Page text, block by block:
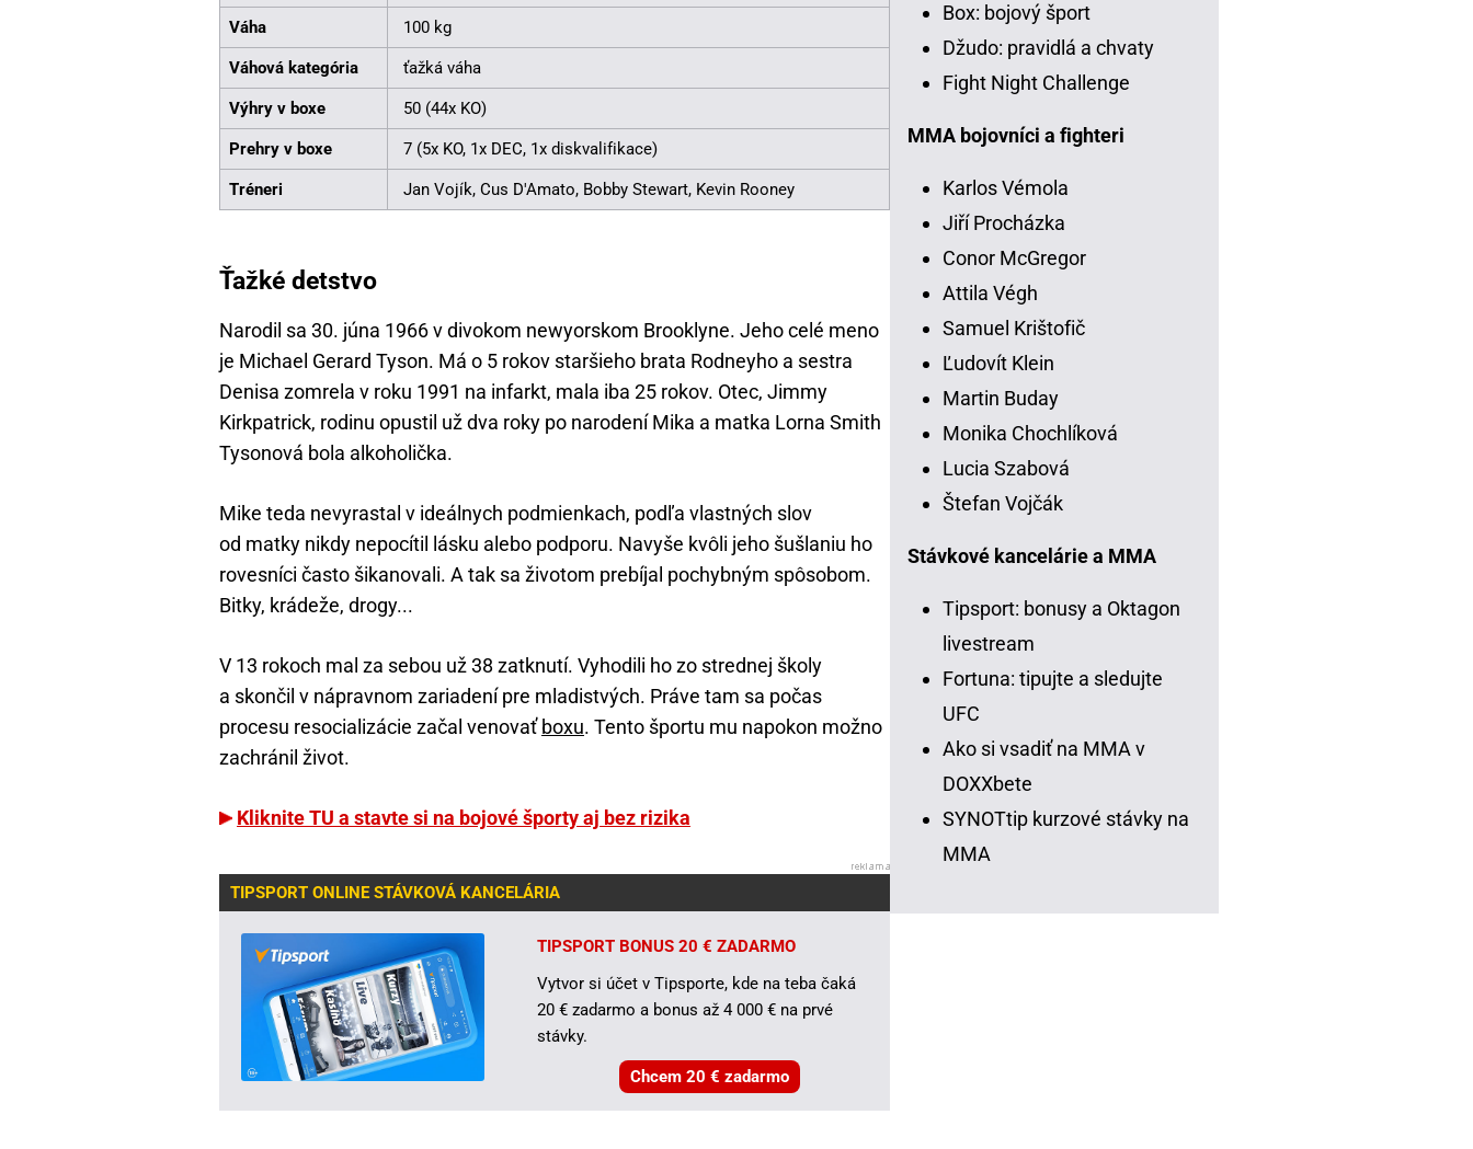
Váha 100 kg
Váhová kategória ťažká váha
Výhry v boxe 50 (44x KO)
Prehry v boxe 7 (5x KO, 1x DEC, 1x diskvalifikace)
Tréneri Jan Vojík, Cus D'Amato, Bobby Stewart, Kevin Rooney
Ťažké detstvo
Narodil sa 30. júna 1966 v divokom newyorskom Brooklyne. Jeho celé meno
je Michael Gerard Tyson. Má o 5 rokov staršieho brata Rodneyho a sestra
Denisa zomrela v roku 1991 na infarkt, mala iba 25 rokov. Otec, Jimmy
Kirkpatrick, rodinu opustil už dva roky po narodení Mika a matka Lorna Smith
Tysonová bola alkoholička.
Mike teda nevyrastal v ideálnych podmienkach, podľa vlastných slov
od matky nikdy nepocítil lásku alebo podporu. Navyše kvôli jeho šušlaniu ho
rovesníci často šikanovali. A tak sa životom prebíjal pochybným spôsobom.
Bitky, krádeže, drogy...
V 13 rokoch mal za sebou už 38 zatknutí. Vyhodili ho zo strednej školy
a skončil v nápravnom zariadení pre mladistvých. Práve tam sa počas
procesu resocializácie začal venovaťboxu. Tento športu mu napokon možno
zachránil život.
Kliknite TU a stavte si na bojové športy aj bez rizika
TIPSPORT ONLINE STÁVKOVÁ KANCELÁRIA
TIPSPORT BONUS 20 € ZADARMO
Vytvor si účet v Tipsporte, kde na teba čaká
20 € zadarmo a bonus až 4 000 € na prvé
stávky.
Chcem 20 € zadarmo
Box: bojový šport
Džudo: pravidlá a chvaty
Fight Night Challenge
MMA bojovníci a fighteri
Karlos Vémola
Jiří Procházka
Conor McGregor
Attila Végh
Samuel Krištofič
Ľudovít Klein
Martin Buday
Monika Chochlíková
Lucia Szabová
Štefan Vojčák
Stávkové kancelárie a MMA
Tipsport: bonusy a Oktagon
livestream
Fortuna: tipujte a sledujte
UFC
Ako si vsadiť na MMA v
DOXXbete
SYNOTtip kurzové stávky na
MMA